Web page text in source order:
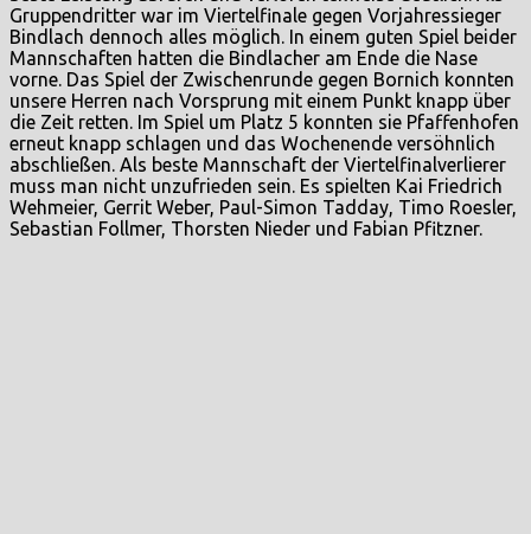
Gruppendritter war im Viertelfinale gegen Vorjahressieger
Bindlach dennoch alles möglich. In einem guten Spiel beider
Mannschaften hatten die Bindlacher am Ende die Nase
vorne. Das Spiel der Zwischenrunde gegen Bornich konnten
unsere Herren nach Vorsprung mit einem Punkt knapp über
die Zeit retten. Im Spiel um Platz 5 konnten sie Pfaffenhofen
erneut knapp schlagen und das Wochenende versöhnlich
abschließen. Als beste Mannschaft der Viertelfinalverlierer
muss man nicht unzufrieden sein. Es spielten Kai Friedrich
Wehmeier, Gerrit Weber, Paul-Simon Tadday, Timo Roesler,
Sebastian Follmer, Thorsten Nieder und Fabian Pfitzner.